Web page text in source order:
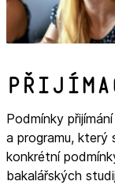
Podmínky
a programu,
konkrétní
bakalářských